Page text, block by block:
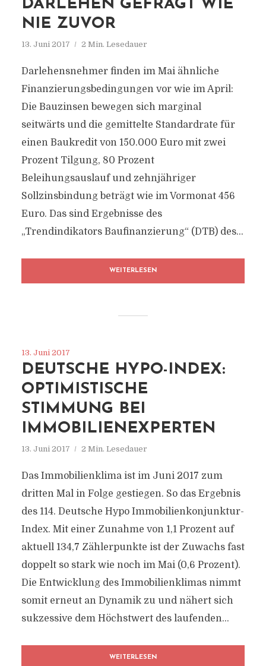
DARLEHEN GEFRAGT WIE
NIE ZUVOR
13. Juni 2017 2 Min. Lesedauer
Darlehensnehmer finden im Mai ähnliche
Finanzierungsbedingungen vor wie im April:
Die Bauzinsen bewegen sich marginal
seitwärts und die gemittelte Standardrate für
einen Baukredit von 150.000 Euro mit zwei
Prozent Tilgung, 80 Prozent
Beleihungsauslauf und zehnjähriger
Sollzinsbindung beträgt wie im Vormonat 456
Euro. Das sind Ergebnisse des
„Trendindikators Baufinanzierung“ (DTB) des...
WEITERLESEN
13. Juni 2017
DEUTSCHE HYPO-INDEX:
OPTIMISTISCHE
STIMMUNG BEI
IMMOBILIENEXPERTEN
13. Juni 2017 2 Min. Lesedauer
Das Immobilienklima ist im Juni 2017 zum
dritten Mal in Folge gestiegen. So das Ergebnis
des 114. Deutsche Hypo Immobilienkonjunktur-
Index. Mit einer Zunahme von 1,1 Prozent auf
aktuell 134,7 Zählerpunkte ist der Zuwachs fast
doppelt so stark wie noch im Mai (0,6 Prozent).
Die Entwicklung des Immobilienklimas nimmt
somit erneut an Dynamik zu und nähert sich
sukzessive dem Höchstwert des laufenden...
WEITERLESEN